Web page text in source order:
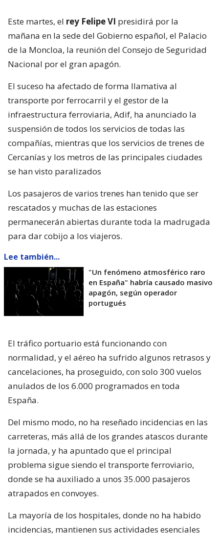
Este martes, el rey Felipe VI presidirá por la
mañana en la sede del Gobierno español, el Palacio
de la Moncloa, la reunión del Consejo de Seguridad
Nacional por el gran apagón.
El suceso ha afectado de forma llamativa al
transporte por ferrocarril y el gestor de la
infraestructura ferroviaria, Adif, ha anunciado la
suspensión de todos los servicios de todas las
compañías, mientras que los servicios de trenes de
Cercanías y los metros de las principales ciudades
se han visto paralizados
Los pasajeros de varios trenes han tenido que ser
rescatados y muchas de las estaciones
permanecerán abiertas durante toda la madrugada
para dar cobijo a los viajeros.
Lee también...
"Un fenómeno atmosférico raro
en España" habría causado masivo
apagón, según operador
portugués
El tráfico portuario está funcionando con
normalidad, y el aéreo ha sufrido algunos retrasos y
cancelaciones, ha proseguido, con solo 300 vuelos
anulados de los 6.000 programados en toda
España.
Del mismo modo, no ha reseñado incidencias en las
carreteras, más allá de los grandes atascos durante
la jornada, y ha apuntado que el principal
problema sigue siendo el transporte ferroviario,
donde se ha auxiliado a unos 35.000 pasajeros
atrapados en convoyes.
La mayoría de los hospitales, donde no ha habido
incidencias, mantienen sus actividades esenciales